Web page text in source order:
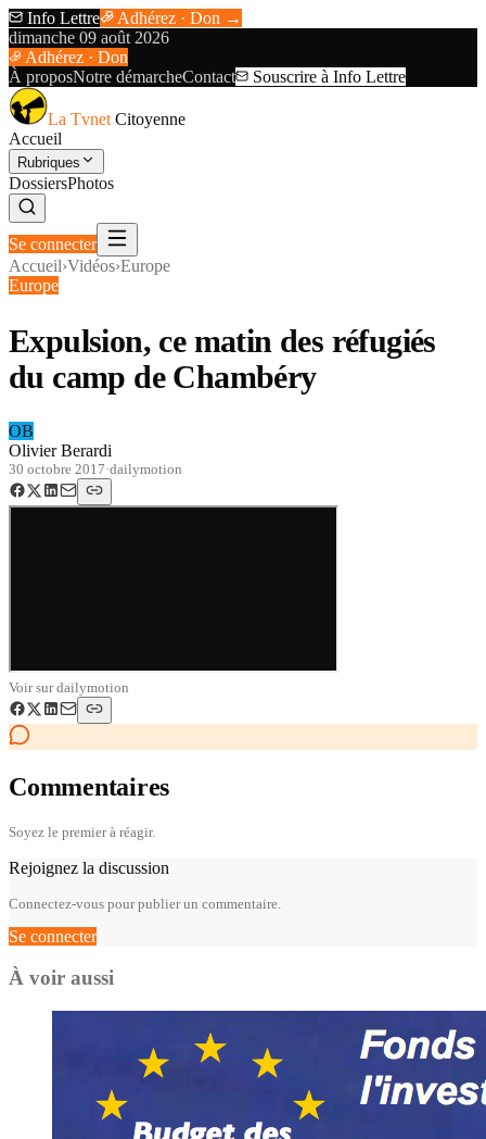
Info Lettre
Adhérez · Don →
dimanche 09 août 2026
Adhérez · Don
À proposNotre démarcheContact Souscrire à Info Lettre
La Tvnet Citoyenne
Accueil
Rubriques
DossiersPhotos
Se connecter
Accueil›Vidéos›Europe
Europe
Expulsion, ce matin des réfugiés
du camp de Chambéry
OB
Olivier Berardi
30 octobre 2017·dailymotion
Voir surdailymotion
Commentaires
Soyez le premier à réagir.
Rejoignez la discussion
Connectez-vous pour publier un commentaire.
Se connecter
À voir aussi